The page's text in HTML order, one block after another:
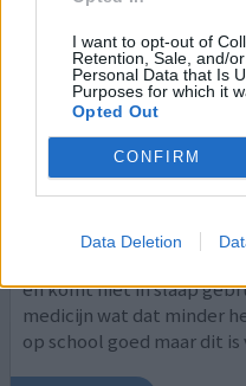
I want to opt-out of
Retention, Sale, and/
Personal Data that Is
Purposes for which it
Opted Out
CONFIRM
Data Deletion
11-05-2012 | Man | 13
atomoxetine
Effectiviteit
Hoeveelheid bijwerkingen
bijwerking niet in slaap
en komt niet in slaap
medicijn wat dat minder
op school goed maar dit